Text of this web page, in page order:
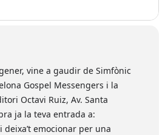
vine a gaudir de Simfònic
Gospel Messengers i la
Octavi Ruiz, Av. Santa
ja la teva entrada a:
emocionar per una